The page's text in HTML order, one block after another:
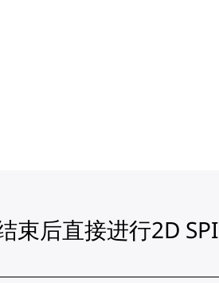
束后直接进行2D SPI